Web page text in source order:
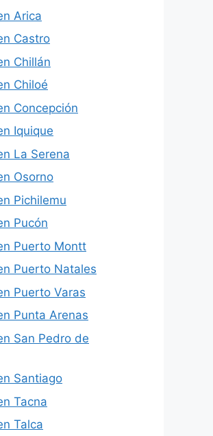
Arica
Castro
Chillán
Chiloé
Concepción
Iquique
La Serena
Osorno
Pichilemu
Pucón
Puerto Montt
Puerto Natales
Puerto Varas
Punta Arenas
San Pedro de
Santiago
Tacna
Talca